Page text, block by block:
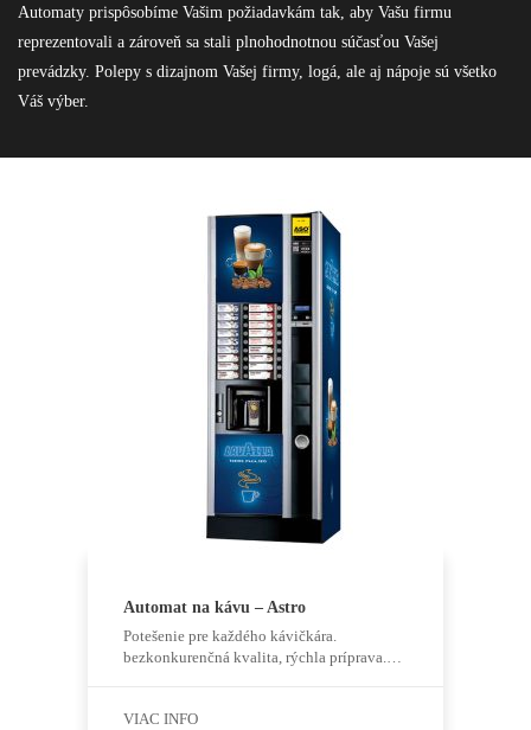
Automaty prispôsobíme Vašim požiadavkám tak, aby Vašu firmu
reprezentovali a zároveň sa stali plnohodnotnou súčasťou Vašej
prevádzky. Polepy s dizajnom Vašej firmy, logá, ale aj nápoje sú všetko
Váš výber.
Automat na kávu – Astro
Potešenie pre každého kávičkára.
bezkonkurenčná kvalita, rýchla príprava.…
VIAC INFO
Nevyhnutné
Tieto
cookie nie
fungovanie
Štatistiky
Aby sme
mohli
zlepšiť
funkčnosť
a štruktúru
webovej
stránky na
základe
spôsobu
používania
stránky.
Aby naša
stránka
počas vašej
návštevy